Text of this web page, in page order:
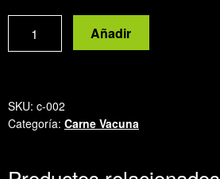
Añadir
SKU: c-002
Categoría: Carne Vacuna